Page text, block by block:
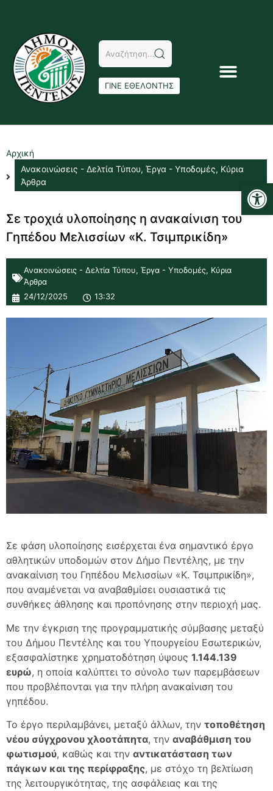
ΓΙΝΕ ΕΘΕΛΟΝΤΗΣ
Αρχική
Ανακοινώσεις - Δελτία Τύπου, Έργα - Υποδομές, Κύρια
Άρθρα
Σε τροχιά υλοποίησης η ανακαίνιση του
Γηπέδου Μελισσίων «Κ. Τσιμπρικίδη»
Ανακοινώσεις - Δελτία Τύπου, Έργα - Υποδομές, Κύρια
Άρθρα
24/12/2025
13:32
Σε φάση υλοποίησης εισέρχεται ένα σημαντικό έργο
αθλητικών υποδομών στον Δήμο Πεντέλης, με την
ανακαίνιση του Γηπέδου Μελισσίων «Κ. Τσιμπρικίδη»,
που αναμένεται να αναβαθμίσει ουσιαστικά τις
συνθήκες άθλησης και προπόνησης στην περιοχή μας.
Με την έγκριση της προγραμματικής σύμβασης μεταξύ
του Δήμου Πεντέλης και του Υπουργείου Εσωτερικών,
εξασφαλίστηκε χρηματοδότηση ύψους 1.144.139
ευρώ, η οποία καλύπτει το σύνολο των παρεμβάσεων
που προβλέπονται για την πλήρη ανακαίνιση του
γηπέδου.
Το έργο περιλαμβάνει, μεταξύ άλλων, την τοποθέτηση
νέου σύγχρονου χλοοτάπητα, την αναβάθμιση του
φωτισμού, καθώς και την αντικατάσταση των
πάγκων και της περίφραξης, με στόχο τη βελτίωση
της λειτουργικότητας, της ασφάλειας και της